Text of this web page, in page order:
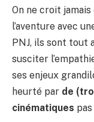
On ne croit
l’aventure avec
PNJ, ils sont tout
susciter
ses enjeux
heurté par de
cinématiques